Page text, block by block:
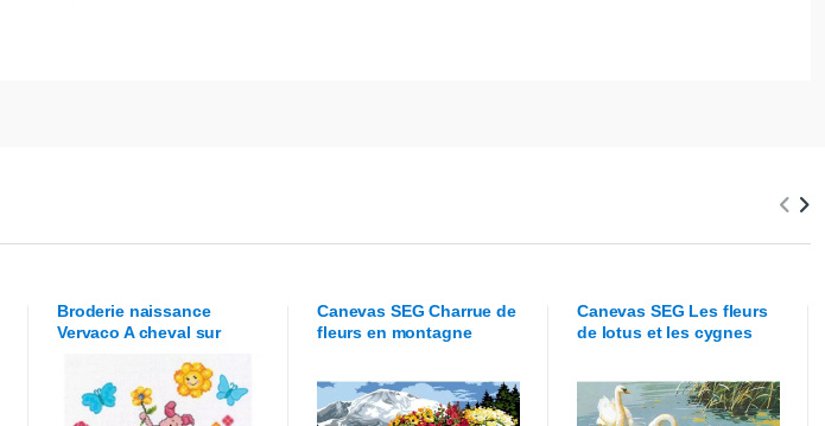
Broderie naissance
Vervaco A cheval sur
Canevas SEG Charrue de
fleurs en montagne
Canevas SEG Les fleurs
de lotus et les cygnes